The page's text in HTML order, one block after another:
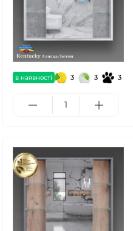
в наявності 3 3 3